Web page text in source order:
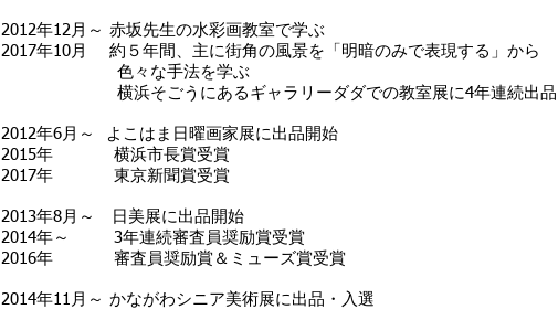
2012年12月～ 赤坂先生の水彩画教室で学ぶ
2017年10月 約５年間、主に街角の風景を「明暗のみで表現する」から
色々な手法を学ぶ
横浜そごうにあるギャラリーダダでの教室展に4年連続出品
2012年6月～ よこはま日曜画家展に出品開始
2015年 横浜市長賞受賞
2017年 東京新聞賞受賞
2013年8月～ 日美展に出品開始
2014年～ 3年連続審査員奨励賞受賞
2016年 審査員奨励賞＆ミューズ賞受賞
2014年11月～ かながわシニア美術展に出品・入選